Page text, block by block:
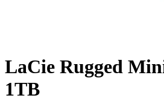
LaCie Rugged
1TB